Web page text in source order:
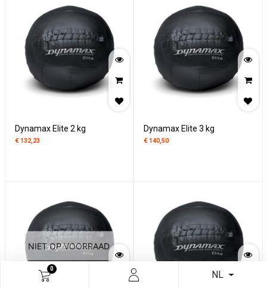
0
NL
Dynamax Elite 2 kg
€ 132,23
Dynamax Elite 3 kg
€ 140,50
NIET OP VOORRAAD